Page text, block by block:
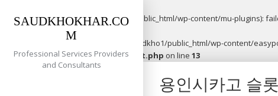
Warning : opendir(/home/saudkho1/public_html/wp-content/mu-plugins):
: file_put_contents(/home/saudkho1/public_html/wp-content/
content/plugins/easypost/easypost.php on line 13
SAUDKHOKHAR.CO
M
Professional Services Providers
and Consultants
용인시카고 슬